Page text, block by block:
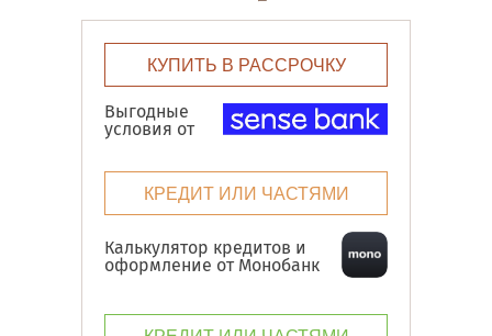
КУПИТЬ В РАССРОЧКУ
Выгодные
условия от
КРЕДИТ ИЛИ ЧАСТЯМИ
Калькулятор кредитов и
оформление от Монобанк